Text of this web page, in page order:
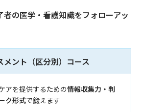
者の医学・看護知識をフォローアッ
メント（区分別）コース
アを提供するための情報収集力・判
ク形式で鍛えます